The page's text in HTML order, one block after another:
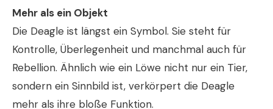
Mehr als ein Objekt
Die Deagle ist längst ein Symbol. Sie steht für
Kontrolle, Überlegenheit und manchmal auch für
Rebellion. Ähnlich wie ein Löwe nicht nur ein Tier,
sondern ein Sinnbild ist, verkörpert die Deagle
mehr als ihre bloße Funktion.